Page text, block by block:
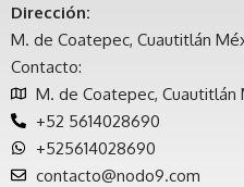
Dirección:
M. de Coatepec, Cuautitlán
Contacto:
M. de Coatepec, Cuautitlán
+52 5614028690
+525614028690
contacto@nodo9.com